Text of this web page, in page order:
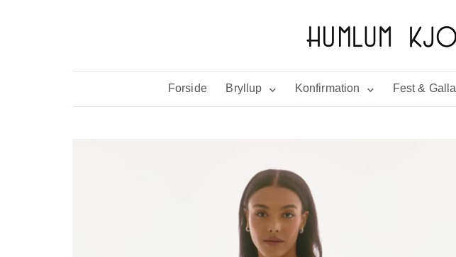
Forside Bryllup Konfirmation Fest & Galla